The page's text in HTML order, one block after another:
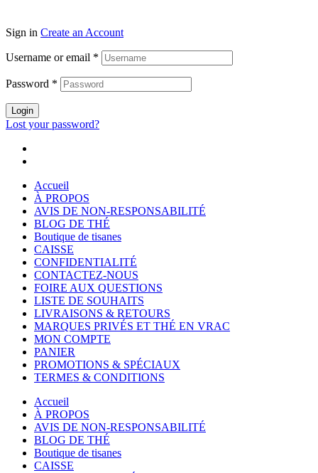
Sign in Create an Account
Username or email *
Password *
Login
Lost your password?
Accueil
À PROPOS
AVIS DE NON-RESPONSABILITÉ
BLOG DE THÉ
Boutique de tisanes
CAISSE
CONFIDENTIALITÉ
CONTACTEZ-NOUS
FOIRE AUX QUESTIONS
LISTE DE SOUHAITS
LIVRAISONS & RETOURS
MARQUES PRIVÉS ET THÉ EN VRAC
MON COMPTE
PANIER
PROMOTIONS & SPÉCIAUX
TERMES & CONDITIONS
Accueil
À PROPOS
AVIS DE NON-RESPONSABILITÉ
BLOG DE THÉ
Boutique de tisanes
CAISSE